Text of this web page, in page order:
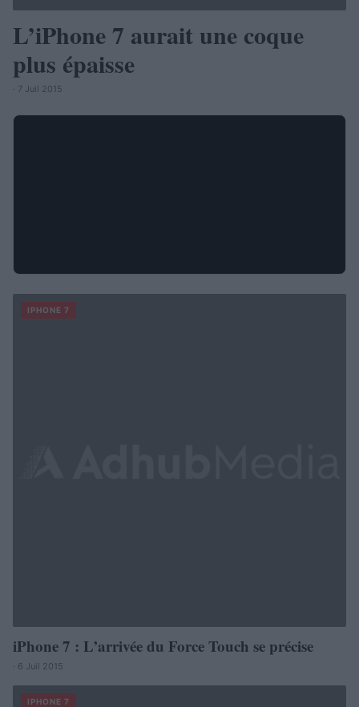
L’iPhone 7 aurait une coque
plus épaisse
· 7 Juil 2015
IPHONE 7
iPhone 7 : L’arrivée du Force Touch se précise
· 6 Juil 2015
IPHONE 7